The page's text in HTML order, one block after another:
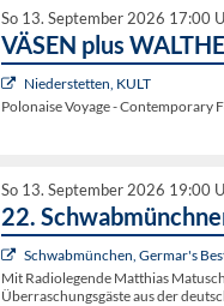
So 13. September 2026 17:00
VÄSEN plus
Niederstetten, KULT
Polonaise Voyage - Contemporary
So 13. September 2026 19:00
22.
Schwabmünchen, Germar's
Mit Radiolegende Matthias
Überraschungsgäste aus der